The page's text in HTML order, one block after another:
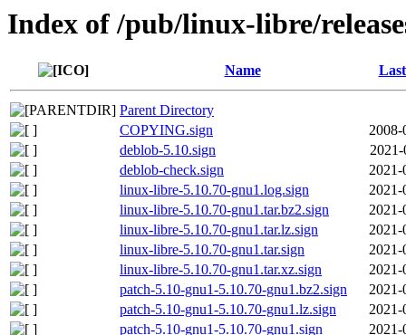
Index of /pub/linux-libre/
Name
Parent Directory
COPYING.sign
2008-
deblob-5.10.sign
2021-
deblob-check.sign
2021-
linux-libre-5.10.70-gnu1.log.sign
2021-
linux-libre-5.10.70-gnu1.tar.bz2.sign
2021-
linux-libre-5.10.70-gnu1.tar.lz.sign
2021-
linux-libre-5.10.70-gnu1.tar.sign
2021-
linux-libre-5.10.70-gnu1.tar.xz.sign
2021-
patch-5.10-gnu1-5.10.70-gnu1.bz2.sign
2021-
patch-5.10-gnu1-5.10.70-gnu1.lz.sign
2021-
patch-5.10-gnu1-5.10.70-gnu1.sign
2021-